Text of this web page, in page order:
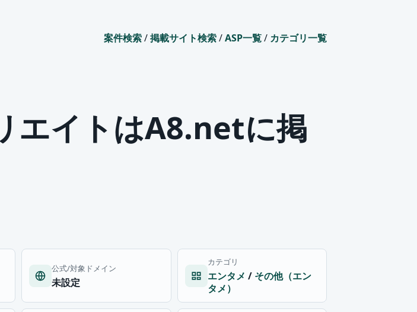
案件検索/掲載サイト検索/ASP一覧/ カテゴリ一覧
エイトはA8.netに掲
公式/対象ドメイン
未設定
カテゴリ
エンタメ / その他（エン
タメ）